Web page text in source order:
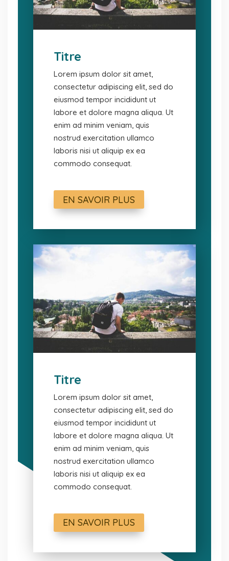
Titre
Lorem ipsum dolor sit amet,
consectetur adipiscing elit, sed do
eiusmod tempor incididunt ut
labore et dolore magna aliqua. Ut
enim ad minim veniam, quis
nostrud exercitation ullamco
laboris nisi ut aliquip ex ea
commodo consequat.
EN SAVOIR PLUS
Titre
Lorem ipsum dolor sit amet,
consectetur adipiscing elit, sed do
eiusmod tempor incididunt ut
labore et dolore magna aliqua. Ut
enim ad minim veniam, quis
nostrud exercitation ullamco
laboris nisi ut aliquip ex ea
commodo consequat.
EN SAVOIR PLUS